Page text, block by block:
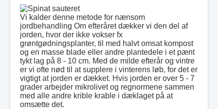
Vi kalder denne metode for nænsom
jordbehandling Om efteråret dækker vi den del af
jorden, hvor der ikke vokser fx
grøntgødningsplanter, til med halvt omsat kompost
og en masse blade eller andre plantedele i et pænt
tykt lag på 8 - 10 cm. Med de milde efterår og vintre
er vi ofte nød til at supplere i vinterens løb, for det er
vigtigt at jorden er dækket. Hvis jorden er over 5 - 7
grader arbejder mikrolivet og regnormene sammen
med alle andre krible krable i dæklaget på at
omsætte det.